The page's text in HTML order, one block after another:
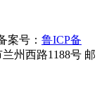
案号： 鲁ICP备
州西路1188号 邮